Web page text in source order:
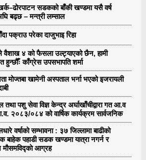
सडकको बाँकी खण्डमा यसै वर्ष
बढ्छ – मन्त्री लम्साल
पक्राउ परेका दाजुभाइ रिहा
वैशाख ४ को फैसला उल्ट्याएको छैन, हामी
हुन्छौँः काँग्रेस उपसभापति शर्मा
मोज्तबा खामेनी अस्पताल भर्ना भएको इजरायली
तथा पशु सेवा विज्ञ केन्द्र अर्घाखाँचीद्वारा गत आ.व
२०८३/०८४ को वार्षिक कार्यक्रम सार्वजनिक
वर्षाको सम्भावना : ३७ जिल्लामा बाढीको
बाहेक पहाडी सडक खण्डमा यात्रा नगर्न र
मौसमविद्काे आग्रह